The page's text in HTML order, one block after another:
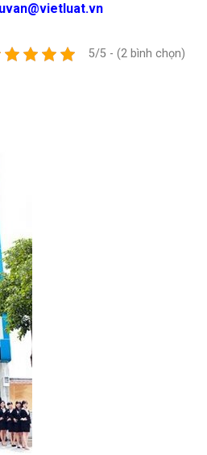
5/5 - (2 bình chọn)